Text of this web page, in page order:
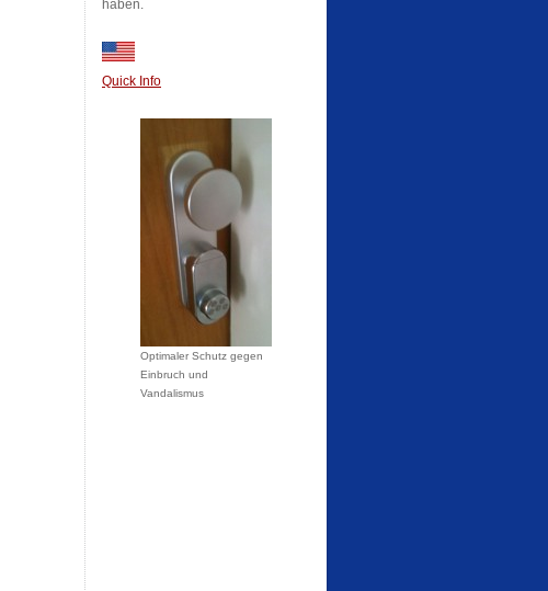
haben.
Quick Info
Optimaler Schutz gegen
Einbruch und
Vandalismus